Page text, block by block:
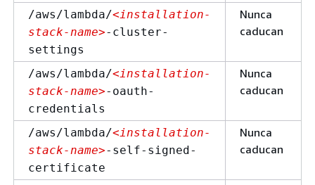
/aws/lambda/<installation-
stack-name>-cluster-
settings
Nunca
caducan
/aws/lambda/<installation-
stack-name>-oauth-
credentials
Nunca
caducan
/aws/lambda/<installation-
stack-name>-self-signed-
certificate
Nunca
caducan